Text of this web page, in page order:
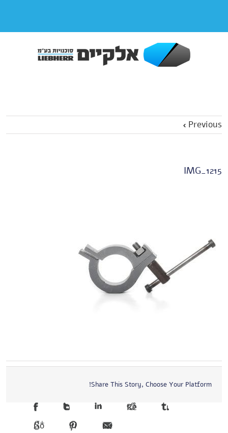
Previous
IMG_1215
Share This Story, Choose Your Platform!
FacebookTwitter LinkedInReddit
Tumblr
Google +1PinterestEmail